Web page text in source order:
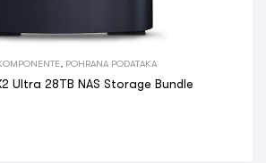
POHRANA PODATAKA
Ultra 28TB NAS Storage Bundle